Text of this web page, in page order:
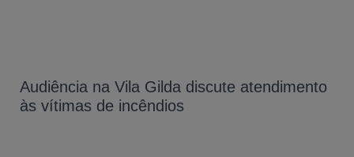
Audiência na Vila Gilda discute atendimento
às vítimas de incêndios